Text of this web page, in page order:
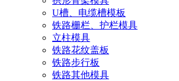
U槽、电缆槽模板
铁路栅栏、护栏模具
立柱模具
铁路花纹盖板
铁路步行板
铁路其他模具